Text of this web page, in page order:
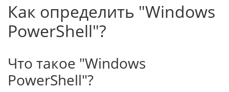
Как определить "Windows
PowerShell"?
Что такое "Windows
PowerShell"?